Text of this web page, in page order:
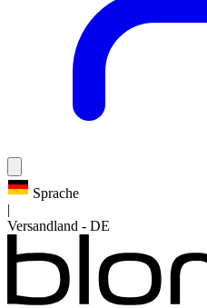
Sprache
|
Versandland - DE